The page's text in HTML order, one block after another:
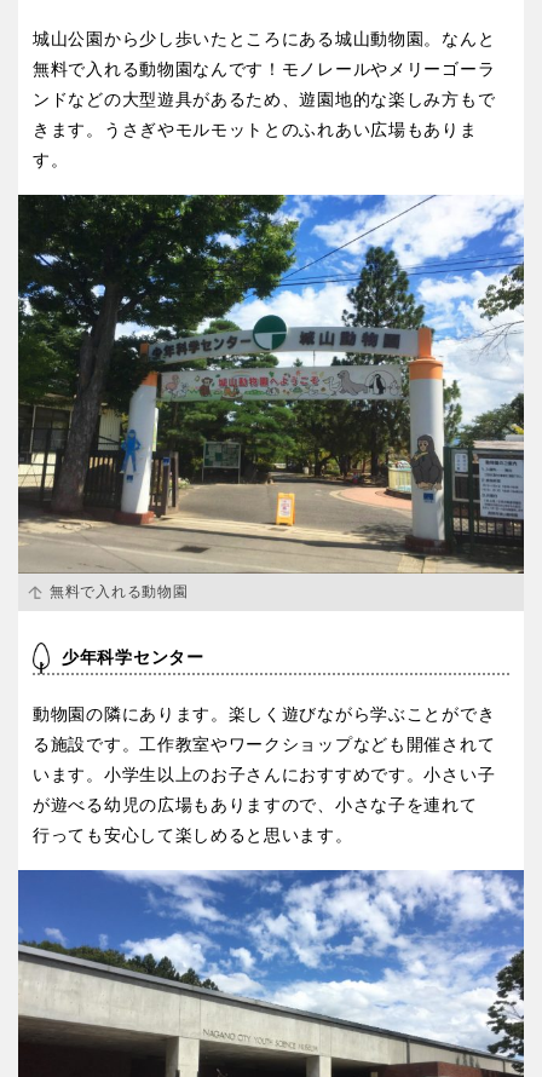
城山公園から少し歩いたところにある城山動物園。なんと
無料で入れる動物園なんです！モノレールやメリーゴーラ
ンドなどの大型遊具があるため、遊園地的な楽しみ方もで
きます。うさぎやモルモットとのふれあい広場もありま
す。
無料で入れる動物園
少年科学センター
動物園の隣にあります。楽しく遊びながら学ぶことができ
る施設です。工作教室やワークショップなども開催されて
います。小学生以上のお子さんにおすすめです。小さい子
が遊べる幼児の広場もありますので、小さな子を連れて
行っても安心して楽しめると思います。